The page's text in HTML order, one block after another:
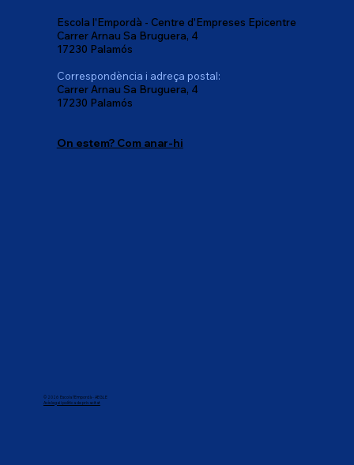
© 2026 Escola l'Empordà - AEGLE
Avís legai i política de privacitat
Escola l'Empordà - Centre d'Empreses Epicentre
Carrer Arnau Sa Bruguera, 4
17230 Palamós
Correspondència i adreça postal:
Carrer Arnau Sa Bruguera, 4
17230 Palamós
On estem? Com anar-hi